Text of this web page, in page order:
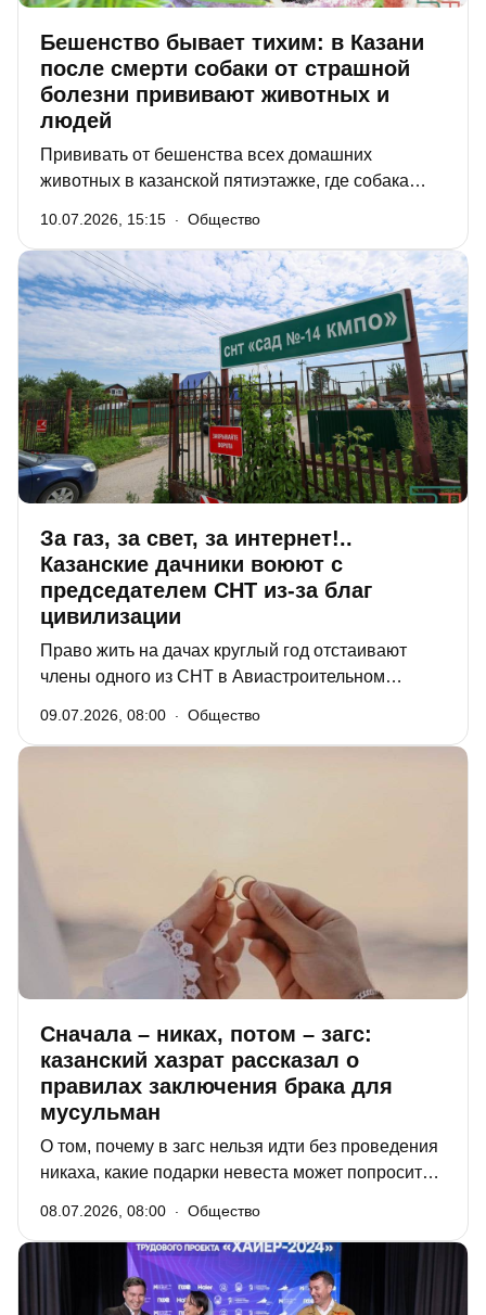
Бешенство бывает тихим: в Казани
после смерти собаки от страшной
болезни прививают животных и
людей
Прививать от бешенства всех домашних
животных в казанской пятиэтажке, где собака
ветеринарам. Прививки делают и хозяевам пса,
которые взяли его из некоего квартирного
«приюта». Ветврачи советуют владельцам
животных и тем, кто подбирает собак и кошек на
улицах, вовремя прививать их от бешенства,
чтобы не подвергать риску себя и питомцев.
10.07.2026, 15:15 Общество
За газ, за свет, за интернет!..
Казанские дачники воюют с
председателем СНТ из-за благ
цивилизации
Право жить на дачах круглый год отстаивают
члены одного из СНТ в Авиастроительном
капитальные дома, оформленные как жилые, но
специалистов по этому поводу.
09.07.2026, 08:00 Общество
Сначала – никах, потом – загс:
казанский хазрат рассказал о
правилах заключения брака для
мусульман
О том, почему в загс нельзя идти без проведения
никаха, какие подарки невеста может попросить у
развод. В цикле публикаций «О духовном – по
душам» мы продолжаем разговор с
представителями традиционных для Татарстана
конфессий о простых, но важных для верующих
08.07.2026, 08:00 Общество